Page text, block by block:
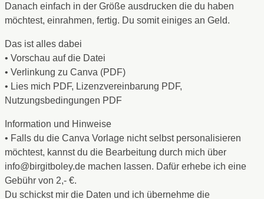
Danach einfach in der Größe ausdrucken die du haben
möchtest, einrahmen, fertig. Du somit einiges an Geld.
Das ist alles dabei
• Vorschau auf die Datei
• Verlinkung zu Canva (PDF)
• Lies mich PDF, Lizenzvereinbarung PDF,
Nutzungsbedingungen PDF
Information und Hinweise
• Falls du die Canva Vorlage nicht selbst personalisieren
möchtest, kannst du die Bearbeitung durch mich über
info@birgitboley.de machen lassen. Dafür erhebe ich eine
Gebühr von 2,- €.
Du schickst mir die Daten und ich übernehme die